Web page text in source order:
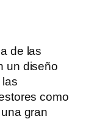
de las
un diseño
como
gran